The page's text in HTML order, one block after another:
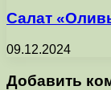
Салат
09.12.2024
Добавить